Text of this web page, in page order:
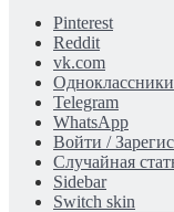
Pinterest
Reddit
vk.com
Одноклассники
Telegram
WhatsApp
Войти /
Случайная
Sidebar
Switch skin